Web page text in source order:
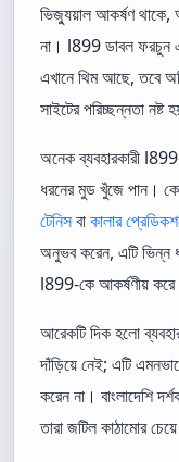
ভিজ্যুয়াল আকর্ষণ থাকে,
না। l899 ডাবল ফরচুন
এখানে থিম আছে, তবে
সাইটের পরিচ্ছন্নতা নষ্ট
অনেক ব্যবহারকারী
ধরনের মুড খুঁজে পান।
টেনিসবাকালার
অনুভব করেন, এটি ভিন্ন
l899-কে আকর্ষণীয়
আরেকটি দিক হলো
দাঁড়িয়ে নেই; এটি
করেন না। বাংলাদেশি
তারা জটিল কাঠামোর